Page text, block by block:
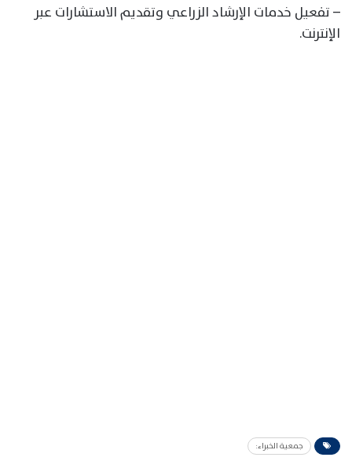
– تفعيل خدمات الإرشاد الزراعي وتقديم الاستشارات عبر
الإنترنت.
جمعية الخبراء: